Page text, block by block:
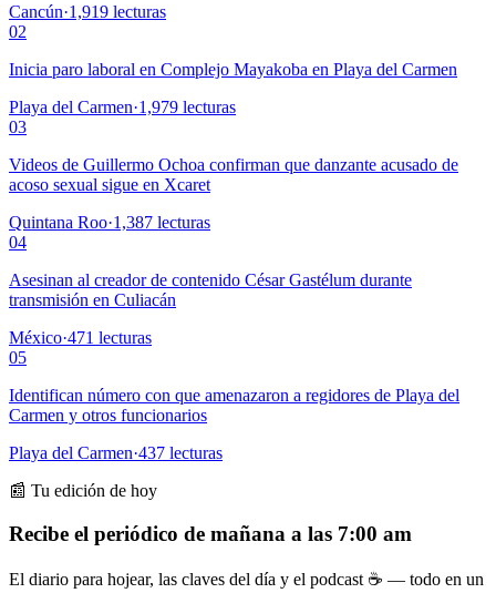
Cancún·1,919 lecturas
02
Inicia paro laboral en Complejo Mayakoba en Playa del Carmen
Playa del Carmen·1,979 lecturas
03
Videos de Guillermo Ochoa confirman que danzante acusado de
acoso sexual sigue en Xcaret
Quintana Roo·1,387 lecturas
04
Asesinan al creador de contenido César Gastélum durante
transmisión en Culiacán
México·471 lecturas
05
Identifican número con que amenazaron a regidores de Playa del
Carmen y otros funcionarios
Playa del Carmen·437 lecturas
📰 Tu edición de hoy
Recibe el periódico de mañana a las 7:00 am
El diario para hojear, las claves del día y el podcast ☕ — todo en un